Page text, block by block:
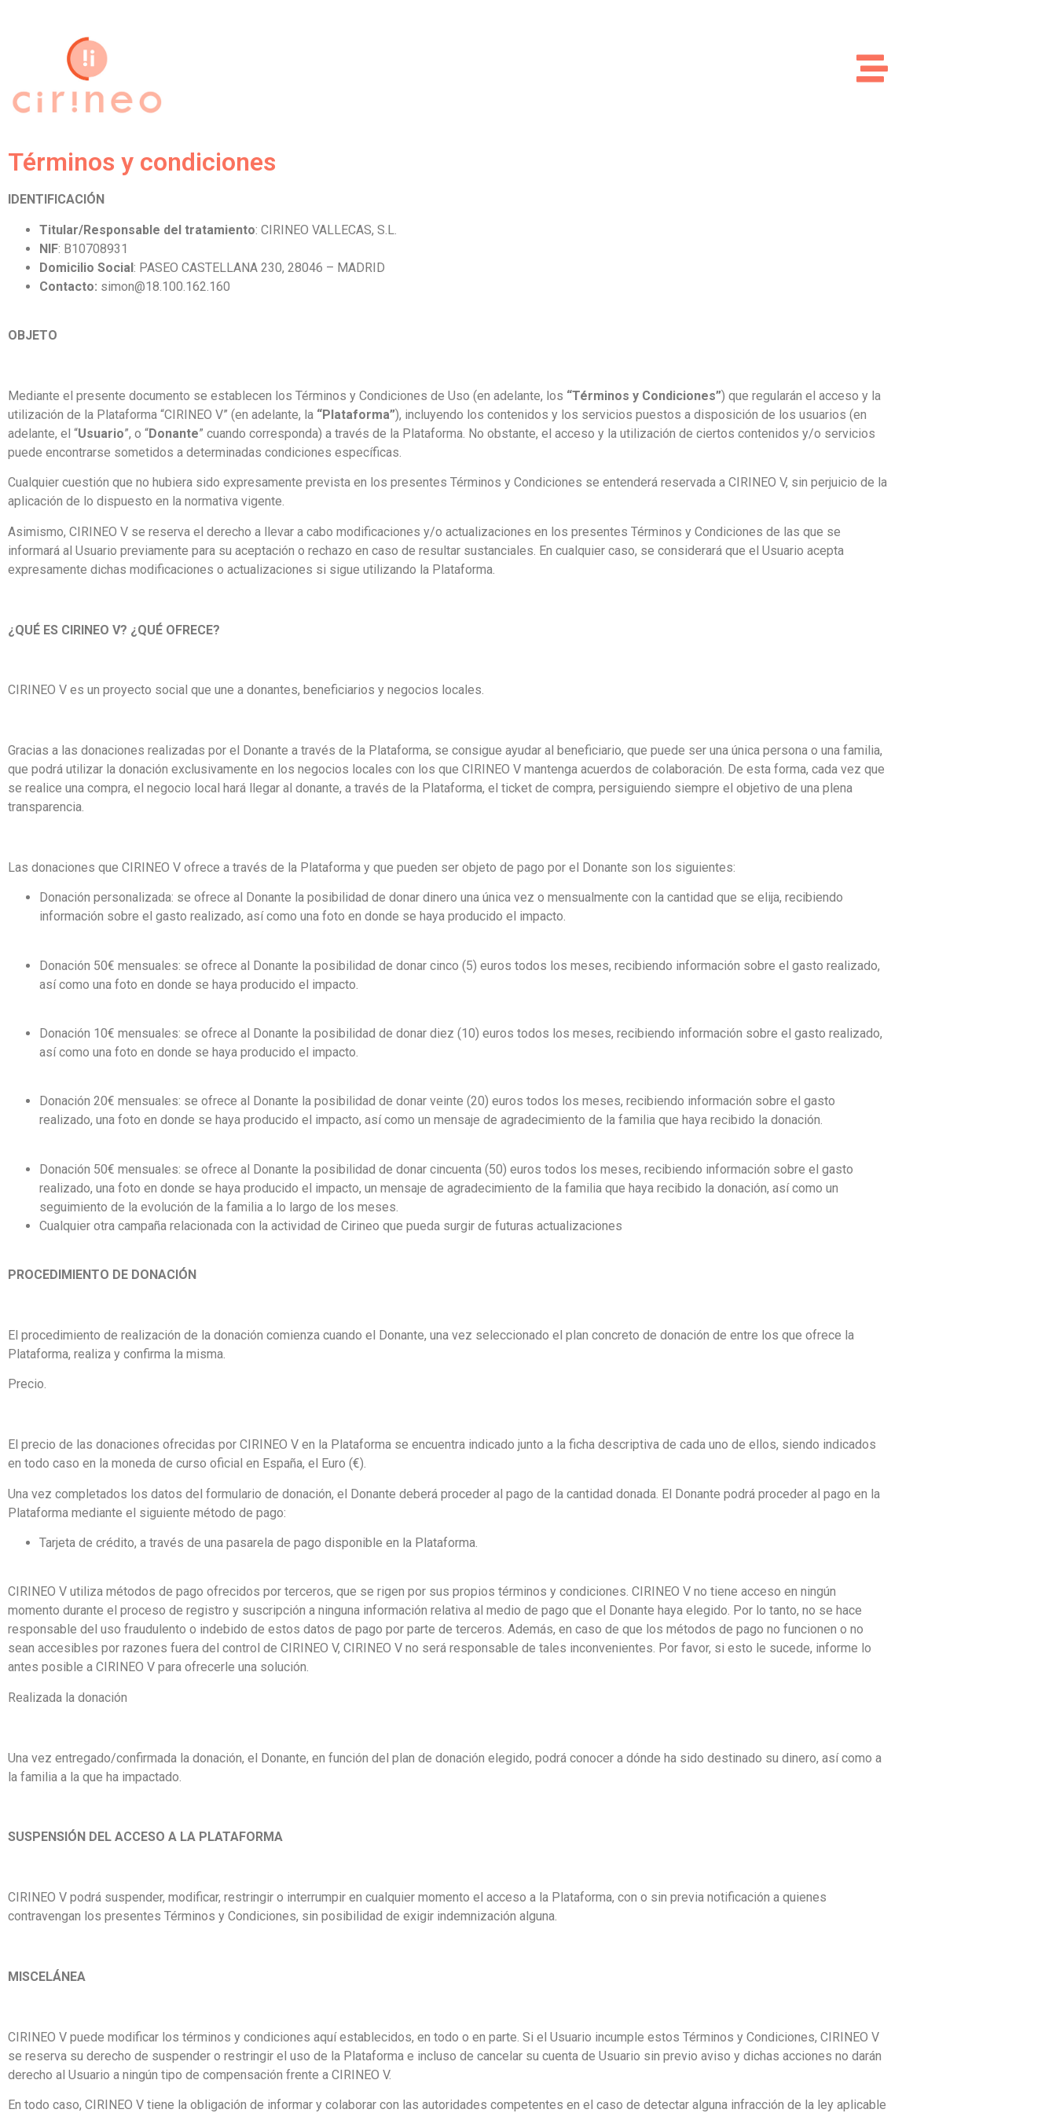
Términos y condiciones
IDENTIFICACIÓN
Titular/Responsable del tratamiento: CIRINEO VALLECAS, S.L.
NIF: B10708931
Domicilio Social: PASEO CASTELLANA 230, 28046 – MADRID
Contacto: simon@18.100.162.160
OBJETO
Mediante el presente documento se establecen los Términos y Condiciones de Uso (en adelante, los “Términos y Condiciones”) que regularán el acceso y la
utilización de la Plataforma “CIRINEO V” (en adelante, la “Plataforma”), incluyendo los contenidos y los servicios puestos a disposición de los usuarios (en
adelante, el “Usuario”, o “Donante” cuando corresponda) a través de la Plataforma. No obstante, el acceso y la utilización de ciertos contenidos y/o servicios
puede encontrarse sometidos a determinadas condiciones específicas.
Cualquier cuestión que no hubiera sido expresamente prevista en los presentes Términos y Condiciones se entenderá reservada a CIRINEO V, sin perjuicio de la
aplicación de lo dispuesto en la normativa vigente.
Asimismo, CIRINEO V se reserva el derecho a llevar a cabo modificaciones y/o actualizaciones en los presentes Términos y Condiciones de las que se
informará al Usuario previamente para su aceptación o rechazo en caso de resultar sustanciales. En cualquier caso, se considerará que el Usuario acepta
expresamente dichas modificaciones o actualizaciones si sigue utilizando la Plataforma.
¿QUÉ ES CIRINEO V? ¿QUÉ OFRECE?
CIRINEO V es un proyecto social que une a donantes, beneficiarios y negocios locales.
Gracias a las donaciones realizadas por el Donante a través de la Plataforma, se consigue ayudar al beneficiario, que puede ser una única persona o una familia,
que podrá utilizar la donación exclusivamente en los negocios locales con los que CIRINEO V mantenga acuerdos de colaboración. De esta forma, cada vez que
se realice una compra, el negocio local hará llegar al donante, a través de la Plataforma, el ticket de compra, persiguiendo siempre el objetivo de una plena
transparencia.
Las donaciones que CIRINEO V ofrece a través de la Plataforma y que pueden ser objeto de pago por el Donante son los siguientes:
Donación personalizada: se ofrece al Donante la posibilidad de donar dinero una única vez o mensualmente con la cantidad que se elija, recibiendo
información sobre el gasto realizado, así como una foto en donde se haya producido el impacto.
Donación 50€ mensuales: se ofrece al Donante la posibilidad de donar cinco (5) euros todos los meses, recibiendo información sobre el gasto realizado,
así como una foto en donde se haya producido el impacto.
Donación 10€ mensuales: se ofrece al Donante la posibilidad de donar diez (10) euros todos los meses, recibiendo información sobre el gasto realizado,
así como una foto en donde se haya producido el impacto.
Donación 20€ mensuales: se ofrece al Donante la posibilidad de donar veinte (20) euros todos los meses, recibiendo información sobre el gasto
realizado, una foto en donde se haya producido el impacto, así como un mensaje de agradecimiento de la familia que haya recibido la donación.
Donación 50€ mensuales: se ofrece al Donante la posibilidad de donar cincuenta (50) euros todos los meses, recibiendo información sobre el gasto
realizado, una foto en donde se haya producido el impacto, un mensaje de agradecimiento de la familia que haya recibido la donación, así como un
seguimiento de la evolución de la familia a lo largo de los meses.
Cualquier otra campaña relacionada con la actividad de Cirineo que pueda surgir de futuras actualizaciones
PROCEDIMIENTO DE DONACIÓN
El procedimiento de realización de la donación comienza cuando el Donante, una vez seleccionado el plan concreto de donación de entre los que ofrece la
Plataforma, realiza y confirma la misma.
Precio.
El precio de las donaciones ofrecidas por CIRINEO V en la Plataforma se encuentra indicado junto a la ficha descriptiva de cada uno de ellos, siendo indicados
en todo caso en la moneda de curso oficial en España, el Euro (€).
Una vez completados los datos del formulario de donación, el Donante deberá proceder al pago de la cantidad donada. El Donante podrá proceder al pago en la
Plataforma mediante el siguiente método de pago:
Tarjeta de crédito, a través de una pasarela de pago disponible en la Plataforma.
CIRINEO V utiliza métodos de pago ofrecidos por terceros, que se rigen por sus propios términos y condiciones. CIRINEO V no tiene acceso en ningún
momento durante el proceso de registro y suscripción a ninguna información relativa al medio de pago que el Donante haya elegido. Por lo tanto, no se hace
responsable del uso fraudulento o indebido de estos datos de pago por parte de terceros. Además, en caso de que los métodos de pago no funcionen o no
sean accesibles por razones fuera del control de CIRINEO V, CIRINEO V no será responsable de tales inconvenientes. Por favor, si esto le sucede, informe lo
antes posible a CIRINEO V para ofrecerle una solución.
Realizada la donación
Una vez entregado/confirmada la donación, el Donante, en función del plan de donación elegido, podrá conocer a dónde ha sido destinado su dinero, así como a
la familia a la que ha impactado.
SUSPENSIÓN DEL ACCESO A LA PLATAFORMA
CIRINEO V podrá suspender, modificar, restringir o interrumpir en cualquier momento el acceso a la Plataforma, con o sin previa notificación a quienes
contravengan los presentes Términos y Condiciones, sin posibilidad de exigir indemnización alguna.
MISCELÁNEA
CIRINEO V puede modificar los términos y condiciones aquí establecidos, en todo o en parte. Si el Usuario incumple estos Términos y Condiciones, CIRINEO V
se reserva su derecho de suspender o restringir el uso de la Plataforma e incluso de cancelar su cuenta de Usuario sin previo aviso y dichas acciones no darán
derecho al Usuario a ningún tipo de compensación frente a CIRINEO V.
En todo caso, CIRINEO V tiene la obligación de informar y colaborar con las autoridades competentes en el caso de detectar alguna infracción de la ley aplicable